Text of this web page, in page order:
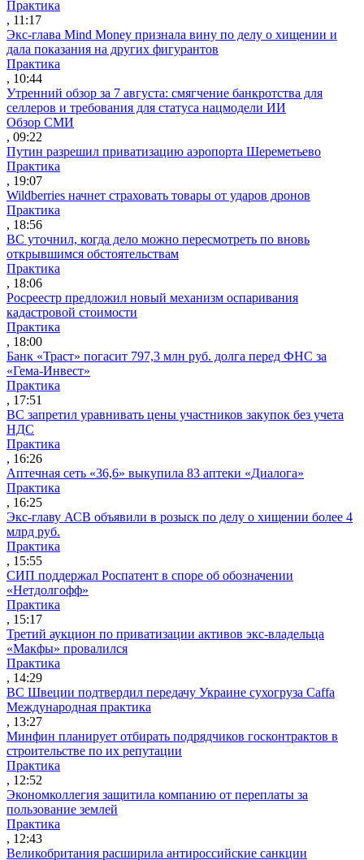
Практика
, 11:17
Экс-глава Mind Money признала вину по делу о хищении и
дала показания на других фигурантов
Практика
, 10:44
Утренний обзор за 7 августа: смягчение банкротства для
селлеров и требования для статуса нацмодели ИИ
Обзор СМИ
, 09:22
Путин разрешил приватизацию аэропорта Шереметьево
Практика
, 19:07
Wildberries начнет страховать товары от ударов дронов
Практика
, 18:56
ВС уточнил, когда дело можно пересмотреть по вновь
открывшимся обстоятельствам
Практика
, 18:06
Росреестр предложил новый механизм оспаривания
кадастровой стоимости
Практика
, 18:00
Банк «Траст» погасит 797,3 млн руб. долга перед ФНС за
«Гема-Инвест»
Практика
, 17:51
ВС запретил уравнивать цены участников закупок без учета
НДС
Практика
, 16:26
Аптечная сеть «36,6» выкупила 83 аптеки «Диалога»
Практика
, 16:25
Экс-главу АСВ объявили в розыск по делу о хищении более 4
млрд руб.
Практика
, 15:55
СИП поддержал Роспатент в споре об обозначении
«Нетдолгофф»
Практика
, 15:17
Третий аукцион по приватизации активов экс-владельца
«Макфы» провалился
Практика
, 14:29
ВС Швеции подтвердил передачу Украине сухогруза Caffa
Международная практика
, 13:27
Минфин планирует отбирать подрядчиков госконтрактов в
строительстве по их репутации
Практика
, 12:52
Экономколлегия защитила компанию от переплаты за
пользование землей
Практика
, 12:43
Великобритания расширила антироссийские санкции